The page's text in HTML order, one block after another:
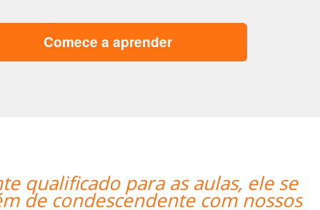
Comece a aprender
really happy with the overall
much progress with